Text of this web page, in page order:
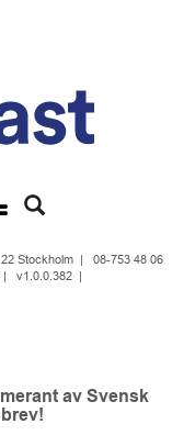
22 Stockholm | 08-753 48 06
| v1.0.0.382
av Svensk